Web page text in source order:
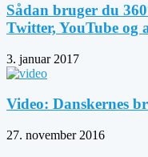
Sådan bruger du
Twitter, YouTube og
3. januar 2017
Video: Danskernes
27. november 2016